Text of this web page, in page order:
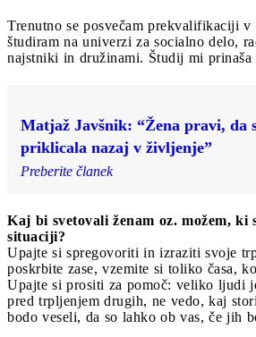
Trenutno se posvečam prekvalifikaciji
študiram na univerzi za socialno delo,
najstniki in družinami. Študij mi prinaša
Matjaž Javšnik: “Žena pravi, da
priklicala nazaj v življenje”
Preberite članek
Kaj bi svetovali ženam oz. možem, ki
situaciji?
Upajte si spregovoriti in izraziti svoje
poskrbite zase, vzemite si toliko časa,
Upajte si prositi za pomoč: veliko ljudi
pred trpljenjem drugih, ne vedo, kaj
bodo veseli, da so lahko ob vas, če jih